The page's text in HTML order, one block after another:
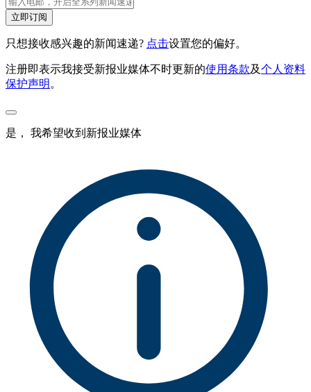
立即订阅
只想接收感兴趣的新闻速递? 点击设置您的偏好。
注册即表示我接受新报业媒体不时更新的使用条款及个人资料
保护声明 。
是， 我希望收到新报业媒体